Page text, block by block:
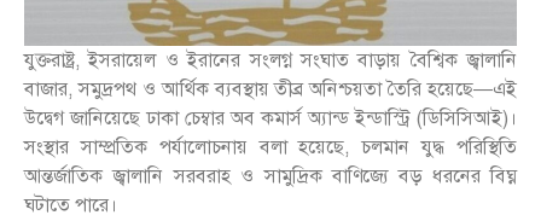
যুক্তরাষ্ট্র, ইসরায়েল ও ইরানের সংলগ্ন সংঘাত বাড়ায় বৈশ্বিক জ্বালানি
বাজার, সমুদ্রপথ ও আর্থিক ব্যবস্থায় তীব্র অনিশ্চয়তা তৈরি হয়েছে—এই
উদ্বেগ জানিয়েছে ঢাকা চেম্বার অব কমার্স অ্যান্ড ইন্ডাস্ট্রি (ডিসিসিআই)।
সংস্থার সাম্প্রতিক পর্যালোচনায় বলা হয়েছে, চলমান যুদ্ধ পরিস্থিতি
আন্তর্জাতিক জ্বালানি সরবরাহ ও সামুদ্রিক বাণিজ্যে বড় ধরনের বিঘ্ন
ঘটাতে পারে।